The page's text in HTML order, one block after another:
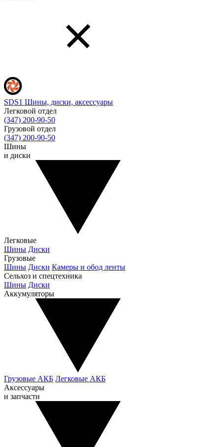
SDS1 Шины, диски, аксессуары
Легковой отдел
(347) 200-90-50
Грузовой отдел
(347) 200-90-50
Шины
и диски
Легковые
Шины Диски
Грузовые
Шины Диски Камеры и обод ленты
Сельхоз и спецтехника
Шины Диски
Аккумуляторы
Грузовые АКБ Легковые АКБ
Аксессуары
и запчасти